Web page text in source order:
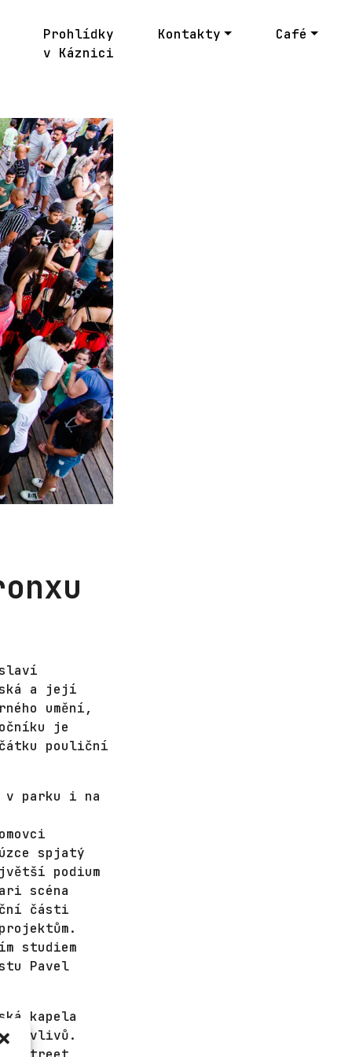
Prohlídky
v Káznici
Kontakty Café
a její
umění,
je
pouliční
v parku i na
spjatý
podium
scéna
části
studiem
Pavel
kapela
vlivů.